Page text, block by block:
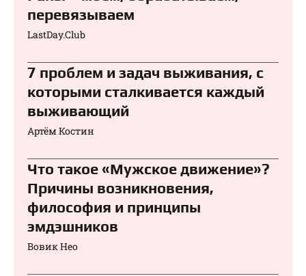
перевязываем⁠⁠
LastDay.Club
7 проблем и задач выживания, с
которыми сталкивается каждый
выживающий
Артём Костин
Что такое «Мужское движение»?
Причины возникновения,
философия и принципы
эмдэшников
Вовик Нео